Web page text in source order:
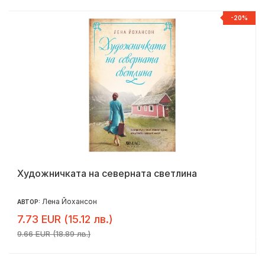
-20%
Художничката на северната светлина
АВТОР: Лена Йохансон
7.73 EUR (15.12 лв.)
9.66 EUR (18.89 лв.)